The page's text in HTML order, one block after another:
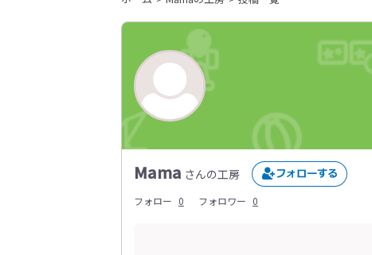
Mama さんの工房
フォロー 0 フォロワー 0